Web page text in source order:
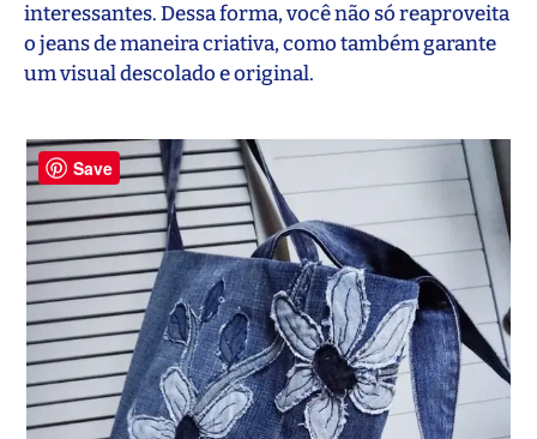
interessantes. Dessa forma, você não só reaproveita
o jeans de maneira criativa, como também garante
um visual descolado e original.
Save